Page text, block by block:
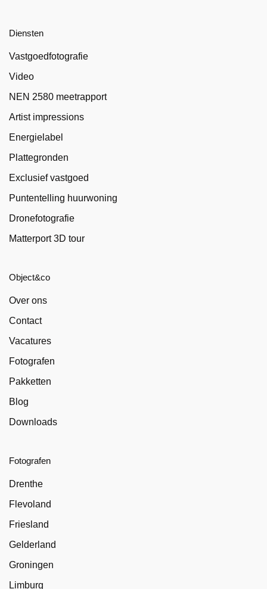
Diensten
Vastgoedfotografie
Video
NEN 2580 meetrapport
Artist impressions
Energielabel
Plattegronden
Exclusief vastgoed
Puntentelling huurwoning
Dronefotografie
Matterport 3D tour
Object&co
Over ons
Contact
Vacatures
Fotografen
Pakketten
Blog
Downloads
Fotografen
Drenthe
Flevoland
Friesland
Gelderland
Groningen
Limburg